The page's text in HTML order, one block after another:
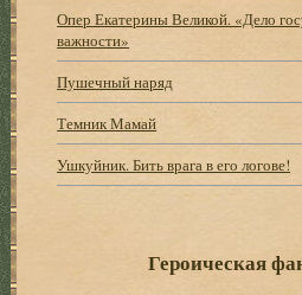
Опер Екатерины Великой. «Дело
важности»
Пушечный наряд
Темник Мамай
Ушкуйник. Бить врага в его логове!
Героическая